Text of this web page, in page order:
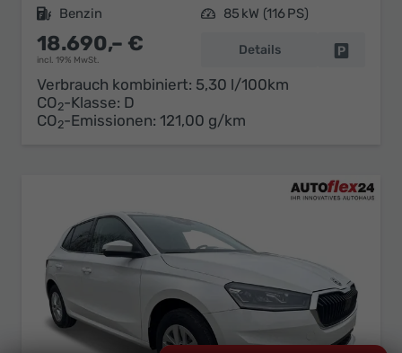
Kraftstoff Benzin Leistung 85 kW (116 PS)
18.690,– €
incl. 19% MwSt.
Details
Verbrauch kombiniert: 5,30 l/100km
CO2-Klasse: D
CO2-Emissionen: 121,00 g/km